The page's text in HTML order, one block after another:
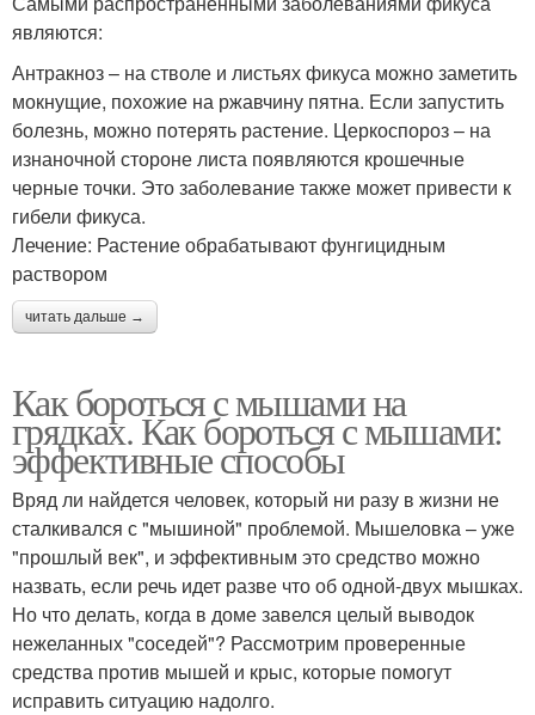
являются:
Антракноз – на стволе и листьях фикуса можно заметить
мокнущие, похожие на ржавчину пятна. Если запустить
болезнь, можно потерять растение. Церкоспороз – на
изнаночной стороне листа появляются крошечные
черные точки. Это заболевание также может привести к
гибели фикуса.
Лечение: Растение обрабатывают фунгицидным
раствором
читать дальше →
Как бороться с мышами на
грядках. Как бороться с мышами:
эффективные способы
Вряд ли найдется человек, который ни разу в жизни не
сталкивался с "мышиной" проблемой. Мышеловка – уже
"прошлый век", и эффективным это средство можно
назвать, если речь идет разве что об одной-двух мышках.
Но что делать, когда в доме завелся целый выводок
нежеланных "соседей"? Рассмотрим проверенные
средства против мышей и крыс, которые помогут
исправить ситуацию надолго.